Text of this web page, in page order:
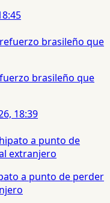
brasileño que
18:39
a punto de perder